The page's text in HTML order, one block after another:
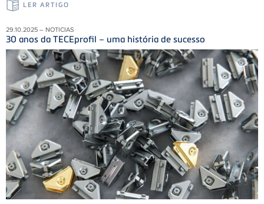
LER ARTIGO
29.10.2025 – NOTICIAS
30 anos da TECEprofil – uma história de sucesso